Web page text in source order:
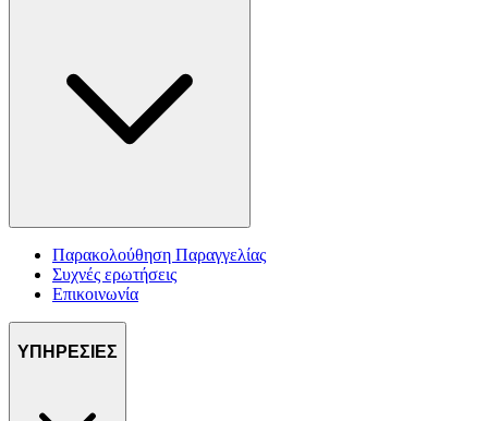
Παρακολούθηση Παραγγελίας
Συχνές ερωτήσεις
Επικοινωνία
ΥΠΗΡΕΣΙΕΣ